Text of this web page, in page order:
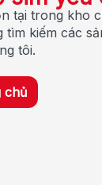
tại trong kho
kiếm các
tôi.
chủ